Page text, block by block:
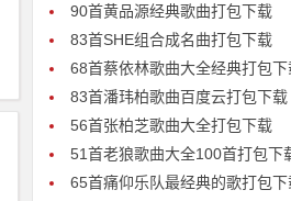
90首黄品源经典歌曲打包下载
83首SHE组合成名曲打包下载
68首蔡依林歌曲大全经典打包下
83首潘玮柏歌曲百度云打包下载
56首张柏芝歌曲大全打包下载
51首老狼歌曲大全100首打包下
65首痛仰乐队最经典的歌打包下载【高